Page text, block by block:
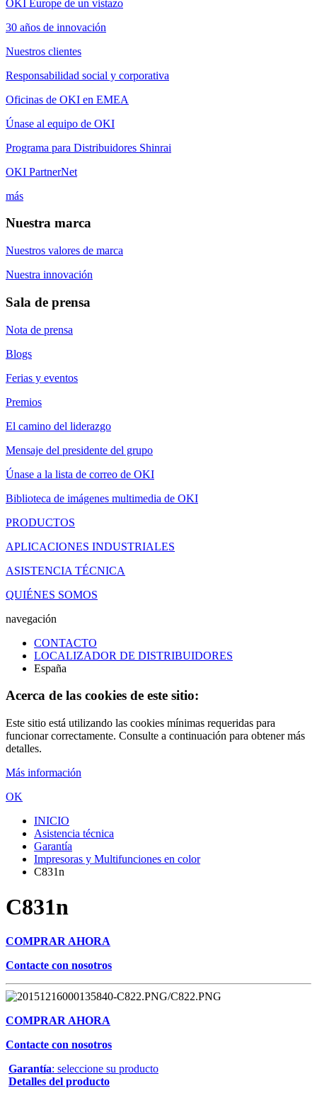
OKI Europe de un vistazo
30 años de innovación
Nuestros clientes
Responsabilidad social y corporativa
Oficinas de OKI en EMEA
Únase al equipo de OKI
Programa para Distribuidores Shinrai
OKI PartnerNet
más
Nuestra marca
Nuestros valores de marca
Nuestra innovación
Sala de prensa
Nota de prensa
Blogs
Ferias y eventos
Premios
El camino del liderazgo
Mensaje del presidente del grupo
Únase a la lista de correo de OKI
Biblioteca de imágenes multimedia de OKI
PRODUCTOS
APLICACIONES INDUSTRIALES
ASISTENCIA TÉCNICA
QUIÉNES SOMOS
navegación
CONTACTO
LOCALIZADOR DE DISTRIBUIDORES
España
Acerca de las cookies de este sitio:
Este sitio está utilizando las cookies mínimas requeridas para
funcionar correctamente. Consulte a continuación para obtener más
detalles.
Más información
OK
INICIO
Asistencia técnica
Garantía
Impresoras y Multifunciones en color
C831n
C831n
COMPRAR AHORA
Contacte con nosotros
COMPRAR AHORA
Contacte con nosotros
Garantía: seleccione su producto
Detalles del producto